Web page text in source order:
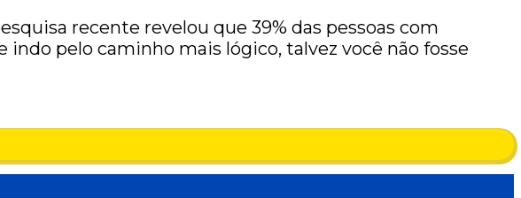
recente revelou que 39% das pessoas com
pelo caminho mais lógico, talvez você não fosse